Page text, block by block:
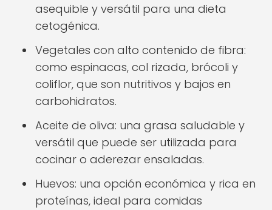
asequible y versátil para una dieta
cetogénica.
Vegetales con alto contenido de fibra:
como espinacas, col rizada, brócoli y
coliflor, que son nutritivos y bajos en
carbohidratos.
Aceite de oliva: una grasa saludable y
versátil que puede ser utilizada para
cocinar o aderezar ensaladas.
Huevos: una opción económica y rica en
proteínas, ideal para comidas